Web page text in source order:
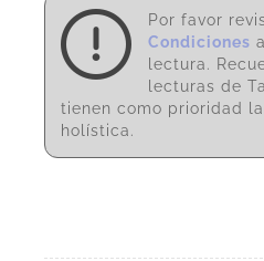
Por favor
Condiciones
lectura.
lecturas de
tienen como prioridad
holística.